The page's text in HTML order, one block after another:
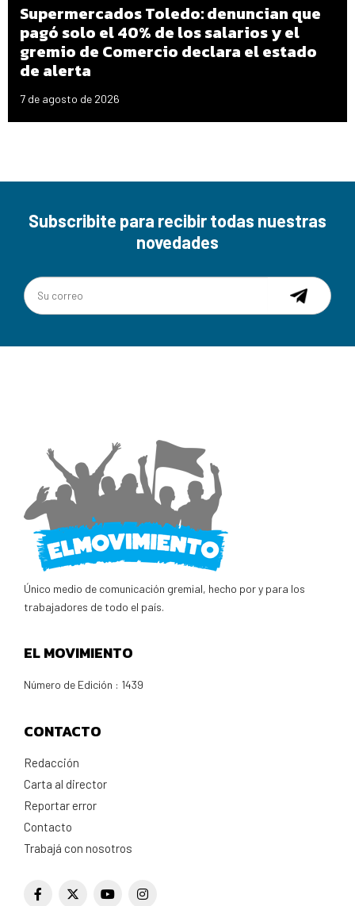
Supermercados Toledo: denuncian que
pagó solo el 40% de los salarios y el
gremio de Comercio declara el estado
de alerta
7 de agosto de 2026
Subscribite para recibir todas nuestras
novedades
Único medio de comunicación gremial, hecho por y para los
trabajadores de todo el país.
EL MOVIMIENTO
Número de Edición : 1439
CONTACTO
Redacción
Carta al director
Reportar error
Contacto
Trabajá con nosotros